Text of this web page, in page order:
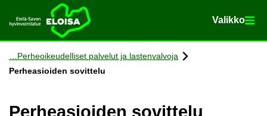
Etusi­vu Va­lik­ko
Va­lik­ko
Siir­ry si­säl­töön
Per­heoi­keu­del­li­set pal­ve­lut ja las­ten­val­vo­ja
Per­he­asioi­den so­vit­te­lu
Per­he­asioi­den so­vit­te­lu